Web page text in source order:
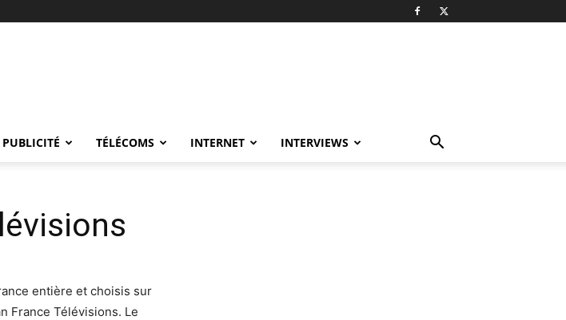
PUBLICITÉ TÉLÉCOMS INTERNET INTERVIEWS
entière et choisis sur
France Télévisions. Le